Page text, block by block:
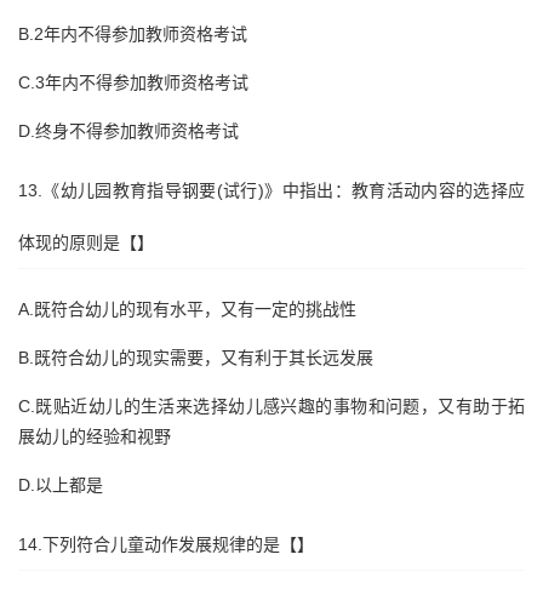
B.2年内不得参加教师资格考试
C.3年内不得参加教师资格考试
D.终身不得参加教师资格考试
13.《幼儿园教育指导钢要(试行)》中指出：教育活动内容的选择应
体现的原则是【】
A.既符合幼儿的现有水平，又有一定的挑战性
B.既符合幼儿的现实需要，又有利于其长远发展
C.既贴近幼儿的生活来选择幼儿感兴趣的事物和问题，又有助于拓
展幼儿的经验和视野
D.以上都是
14.下列符合儿童动作发展规律的是【】